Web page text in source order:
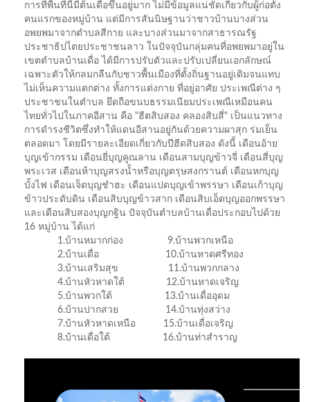
การที่พื้นที่นี้มีต้นเดื่อขึ้นอยู่มาก ไม่มีข้อมูลแน่ชัดเกี่ยวกับผู้ก่อตั้ง
คนแรกของหมู่บ้าน แต่มีการสันนิษฐานว่าชาวบ้านบางส่วน
อพยพมาจากตำบลสีกาย และบางส่วนมาจากสาธารณรัฐ
ประชาธิปไตยประชาชนลาว ในปัจจุบันกลุ่มคนที่อพยพมาอยู่ใน
เขตตำบลบ้านเดื่อ ได้มีการปรับตัวและปรับเปลี่ยนเอกลักษณ์
เฉพาะตัวให้กลมกลืนกับชาวพื้นเมืองที่ตั้งถิ่นฐานอยู่เดิมจนแทบ
ไม่เห็นความแตกต่าง ทั้งการแต่งกาย ที่อยู่อาศัย ประเพณีต่าง ๆ
ประชาชนในตำบล ยึดถือขนบธรรมเนียมประเพณีเหมือนคน
ไทยทั่วไปในภาคอีสาน คือ "ฮีตสิบสอง คลองสิบสี่" เป็นแนวทาง
การดำรงชีวิตซึ่งทำให้แดนอีสานอยู่กันด้วยความผาสุก ร่มเย็น
ตลอดมา โดยมีรายละเอียดเกี่ยวกับปีฮีดสิบสอง ดังนี้ เดือนอ้าย
บุญเข้ากรรม เดือนยี่บุญคูณลาน เดือนสามบุญข้าวจี่ เดือนสี่บุญ
พระเวส เดือนห้าบุญสรงน้ำหรือบุญตรุษสงกรานต์ เดือนหกบุญ
บั้งไฟ เดือนเจ็ดบุญชำฮะ เดือนแปดบุญเข้าพรรษา เดือนเก้าบุญ
ข้าวประดับดิน เดือนสิบบุญข้าวสาก เดือนสิบเอ็ดบุญออกพรรษา
และเดือนสิบสองบุญกฐิน ปัจจุบันตำบลบ้านเดื่อประกอบไปด้วย
16 หมู่บ้าน ได้แก่
1.บ้านหมากก่อง 9.บ้านพวกเหนือ
2.บ้านเดื่อ 10.บ้านหาดศรีทอง
3.บ้านเสริมสุข 11.บ้านพวกกลาง
4.บ้านหัวหาดใต้ 12.บ้านหาดเจริญ
5.บ้านพวกใต้ 13.บ้านเดื่ออุดม
6.บ้านปากสวย 14.บ้านทุ่งสว่าง
7.บ้านหัวหาดเหนือ 15.บ้านเดื่อเจริญ
8.บ้านเดื่อใต้ 16.บ้านท่าสำราญ